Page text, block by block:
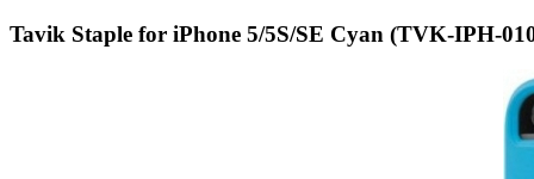
Tavik Staple for iPhone 5/5S/SE Cyan (TVK-IPH-